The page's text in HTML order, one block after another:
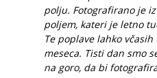
polju. Fotografirano je
poljem, kateri je letno
Te poplave lahko
meseca. Tisti dan smo
na goro, da bi